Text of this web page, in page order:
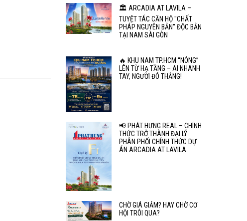
🏛️ ARCADIA AT LAVILA –
TUYỆT TÁC CĂN HỘ "CHẤT
PHÁP NGUYÊN BẢN" ĐỘC BẢN
TẠI NAM SÀI GÒN
🔥 KHU NAM TP.HCM “NÓNG”
LÊN TỪ HẠ TẦNG – AI NHANH
TAY, NGƯỜI ĐÓ THẮNG!
📢 PHÁT HƯNG REAL – CHÍNH
THỨC TRỞ THÀNH ĐẠI LÝ
PHÂN PHỐI CHÍNH THỨC DỰ
ÁN ARCADIA AT LAVILA
CHỜ GIÁ GIẢM? HAY CHỜ CƠ
HỘI TRÔI QUA?